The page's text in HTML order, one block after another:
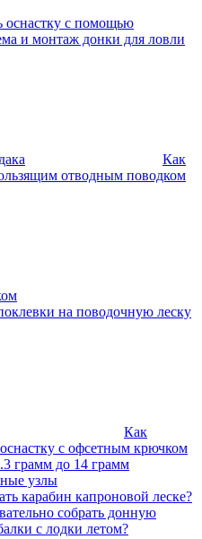
оснастку с помощью
и монтаж донки для ловли
Как
отводным поводком
на поводочную леску
Как
с офсетным крючком
грамм до 14 грамм
узлы
карабин капроновой леске?
собрать донную
с лодки летом?